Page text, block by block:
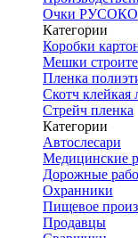
Очки РУСОКО
Категории
Коробки
Мешки
Пленка
Скотч клейкая
Стрейч пленка
Категории
Автослесари
Медицинские
Дорожные
Охранники
Пищевое
Продавцы